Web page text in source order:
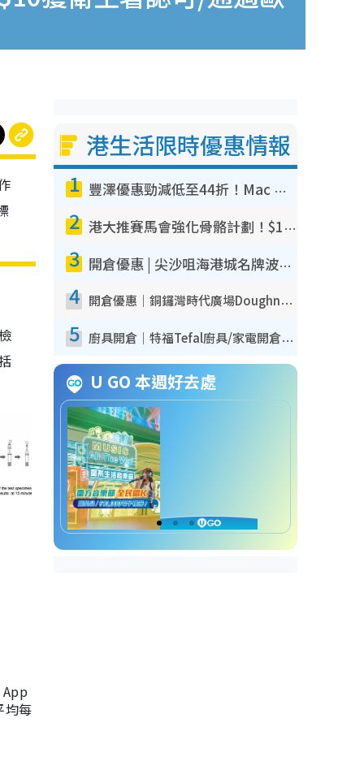
均每
港生活限時優惠情報
1 豐澤優惠勁減低至44折！Mac mini/iPhone17Pro大減價！廚房家電$220起
2 港大推賽馬會強化骨骼計劃！$100骨質密度X光檢查 完成免費運動訓練送超市禮券！附參加資格
3 開倉優惠 | 尖沙咀海港城名牌波鞋開倉低至1折！On鞋$899起／Joy&Peace鞋履$98起
4 開倉優惠｜銅鑼灣時代廣場Doughnut/Campo Marzio開倉低至1折！背囊、書包、手袋劈價$200起
5 廚具開倉｜特福Tefal廚具/家電開倉低至3折！$220起買平底鍋/炒鑊/湯煲！電飯煲/吸塵機/燙斗$418起
U GO 本週好去處